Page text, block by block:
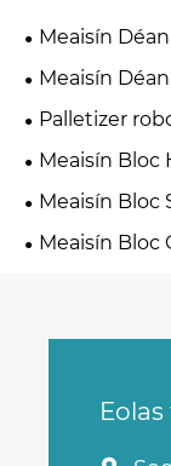
Meaisín
Meaisín
Palletizer
Meaisín Bloc
Meaisín Bloc
Meaisín Bloc